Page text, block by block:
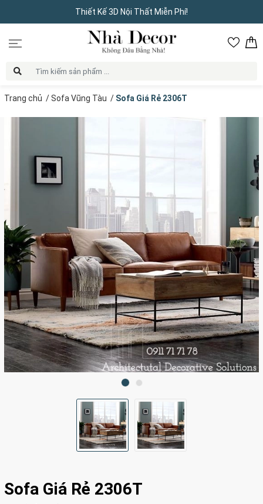
Thiết Kế 3D Nội Thất Miễn Phí!
Trang chủ /Sofa Vũng Tàu / Sofa Giá Rẻ 2306T
Sofa Giá Rẻ 2306T